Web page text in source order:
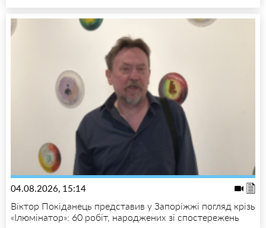
04.08.2026, 15:14
Віктор Покіданець представив у Запоріжжі погляд крізь
«Ілюмінатор»: 60 робіт, народжених зі спостережень